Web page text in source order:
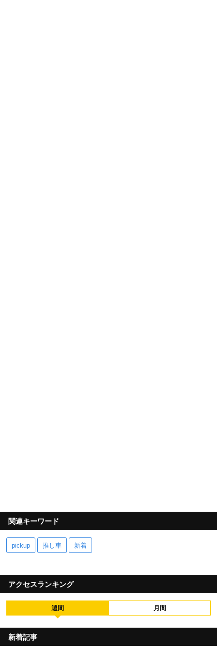
関連キーワード
pickup 推し車 新着
アクセスランキング
週間 月間
新着記事